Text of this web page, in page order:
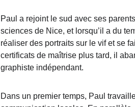
Paul a rejoint le sud avec ses
sciences de Nice, et lorsqu’il a du
réaliser des portraits sur le vif et se
certificats de maîtrise plus tard, il
graphiste indépendant.
Dans un premier temps, Paul